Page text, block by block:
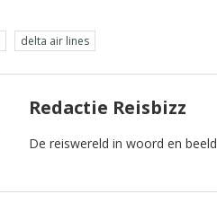
delta air lines
Redactie Reisbizz
De reiswereld in woord en beeld